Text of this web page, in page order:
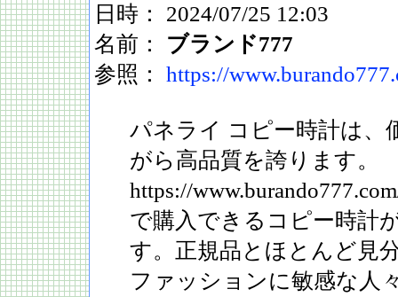
日時： 2024/07/25 12:03
名前： ブランド777
参照： https://
パネライ コピー時計は、
がら高品質を誇ります。
https://
で購入できるコピー時計
す。正規品とほとんど見
ファッションに敏感な人